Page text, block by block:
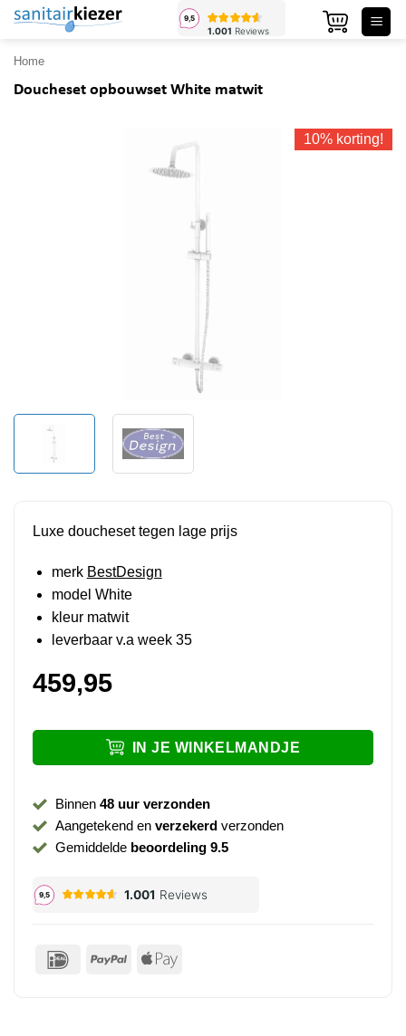
Ga
inhoud
Home
Doucheset opbouwset White matwit
10% korting!
Luxe doucheset tegen lage prijs
merk BestDesign
model White
kleur matwit
leverbaar v.a week 35
459,95
IN JE WINKELMANDJE
Binnen 48 uur verzonden
Aangetekend en verzekerdverzonden
Gemiddelde beoordeling 9.5
IDeal PayPal Apple